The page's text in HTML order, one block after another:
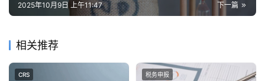
下一篇
2025年10月9日 上午11:47
相关推荐
CRS 税务申报